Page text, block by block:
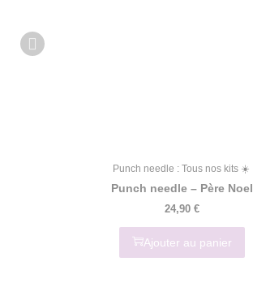
Punch needle : Tous nos kits ☀️
Punch needle – Père Noel
24,90 €
Ajouter au panier